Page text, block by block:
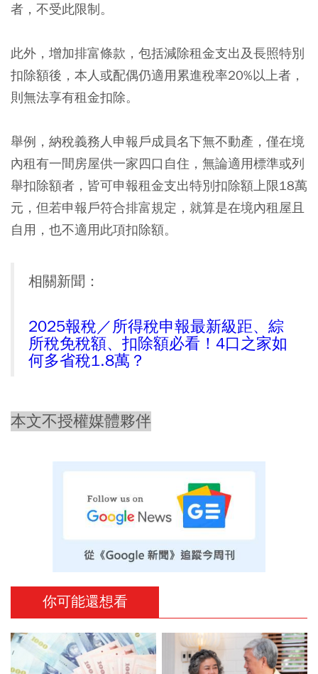
者，不受此限制。
此外，增加排富條款，包括減除租金支出及長照特別
扣除額後，本人或配偶仍適用累進稅率20%以上者，
則無法享有租金扣除。
舉例，納稅義務人申報戶成員名下無不動產，僅在境
內租有一間房屋供一家四口自住，無論適用標準或列
舉扣除額者，皆可申報租金支出特別扣除額上限18萬
元，但若申報戶符合排富規定，就算是在境內租屋且
自用，也不適用此項扣除額。
相關新聞：
2025報稅／所得稅申報最新級距、綜
所稅免稅額、扣除額必看！4口之家如
何多省稅1.8萬？
本文不授權媒體夥伴
你可能還想看